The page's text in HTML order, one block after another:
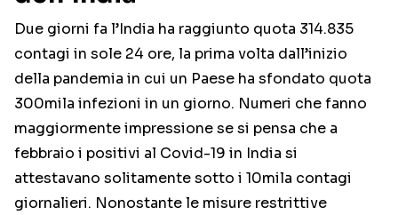
Due giorni fa l’India ha raggiunto quota 314.835
contagi in sole 24 ore, la prima volta dall’inizio
della pandemia in cui un Paese ha sfondato quota
300mila infezioni in un giorno. Numeri che fanno
maggiormente impressione se si pensa che a
febbraio i positivi al Covid-19 in India si
attestavano solitamente sotto i 10mila contagi
giornalieri. Nonostante le misure restrittive